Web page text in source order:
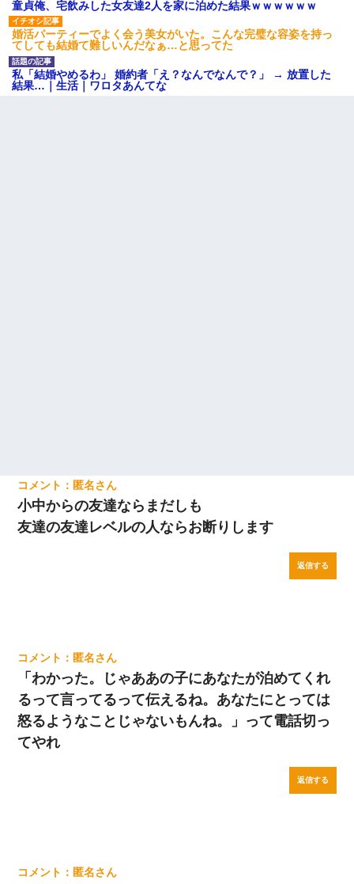
義兄嫁が義実家で「コロナ陽性だったからこのまま療養させて下
さい」と言い出してド修羅場になった
三年働いてたパートを突然クビになった。しかし元職場の主要取
引先のトップが母方の叔父だったので…
童貞俺、宅飲みした女友達2人を家に泊めた結果ｗｗｗｗｗｗ
婚活パーティーでよく会う美女がいた。こんな完璧な容姿を持っ
てしても結婚て難しいんだなぁ…と思ってた
私「結婚やめるわ」 婚約者「え？なんでなんで？」 → 放置した
結果…｜生活｜ワロタあんてな
匿名
小中からの友達ならまだしも
友達の友達レベルの人ならお断りします
返信する
匿名
「わかった。じゃああの子にあなたが泊めてくれ
るって言ってるって伝えるね。あなたにとっては
怒るようなことじゃないもんね。」って電話切っ
てやれ
返信する
匿名